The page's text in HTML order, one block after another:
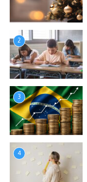
2
3
4